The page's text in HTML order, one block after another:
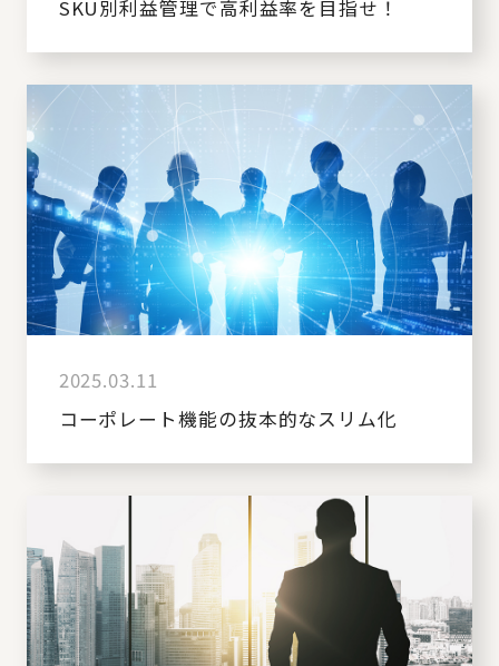
SKU別利益管理で高利益率を目指せ！
2025.03.11
コーポレート機能の抜本的なスリム化